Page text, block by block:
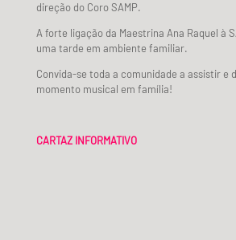
direção do Coro SAMP.
A forte ligação da Maestrina Ana Raquel à
uma tarde em ambiente familiar.
Convida-se toda a comunidade a assistir e
momento musical em família!
CARTAZ INFORMATIVO